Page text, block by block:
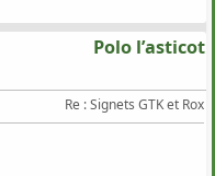
Polo l’asticot
Re : Signets GTK et Rox